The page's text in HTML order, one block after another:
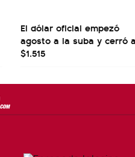
El dólar oficial empezó
agosto a la suba y cerró a
$1.515